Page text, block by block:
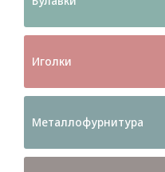
Иголки
Металлофурнитура